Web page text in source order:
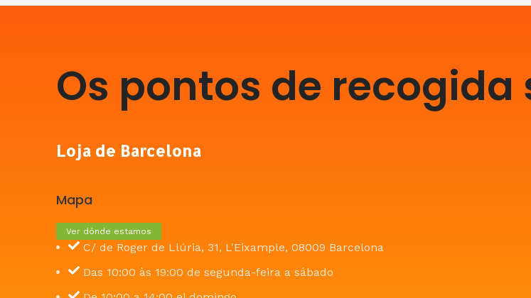
Os pontos de recogida
Loja de Barcelona
Mapa
Ver dónde estamos
C/ de Roger de Llúria, 31, L'Eixample, 08009 Barcelona
Das 10:00 às 19:00 de segunda-feira a sábado